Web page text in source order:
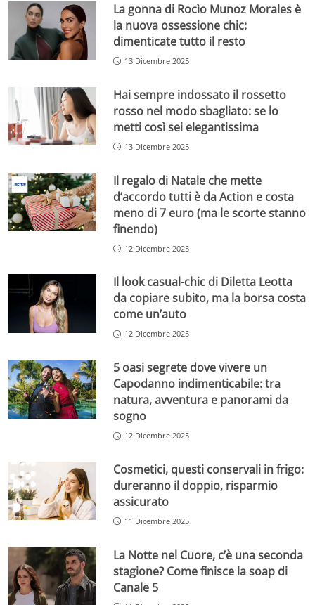
La gonna di Rocìo Munoz Morales è
la nuova ossessione chic:
dimenticate tutto il resto
13 Dicembre 2025
Hai sempre indossato il rossetto
rosso nel modo sbagliato: se lo
metti così sei elegantissima
13 Dicembre 2025
Il regalo di Natale che mette
d’accordo tutti è da Action e costa
meno di 7 euro (ma le scorte stanno
finendo)
12 Dicembre 2025
Il look casual-chic di Diletta Leotta
da copiare subito, ma la borsa costa
come un’auto
12 Dicembre 2025
5 oasi segrete dove vivere un
Capodanno indimenticabile: tra
natura, avventura e panorami da
sogno
12 Dicembre 2025
Cosmetici, questi conservali in frigo:
dureranno il doppio, risparmio
assicurato
11 Dicembre 2025
La Notte nel Cuore, c’è una seconda
stagione? Come finisce la soap di
Canale 5